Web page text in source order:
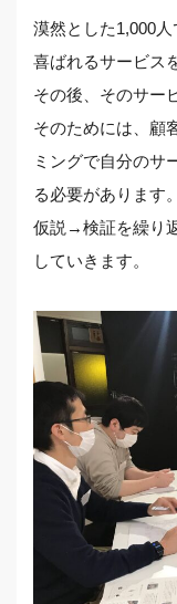
漠然とした1,000
喜ばれるサービス
その後、そのサー
そのためには、顧
ミングで自分のサ
る必要があります。
仮説→検証を繰り
していきます。